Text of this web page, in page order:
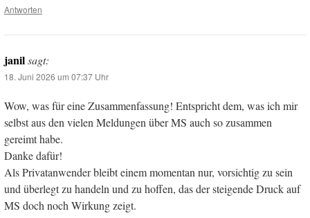
Antworten
janilsagt:
18. Juni 2026 um 07:37 Uhr
Wow, was für eine Zusammenfassung! Entspricht dem, was ich mir
selbst aus den vielen Meldungen über MS auch so zusammen
gereimt habe.
Danke dafür!
Als Privatanwender bleibt einem momentan nur, vorsichtig zu sein
und überlegt zu handeln und zu hoffen, das der steigende Druck auf
MS doch noch Wirkung zeigt.